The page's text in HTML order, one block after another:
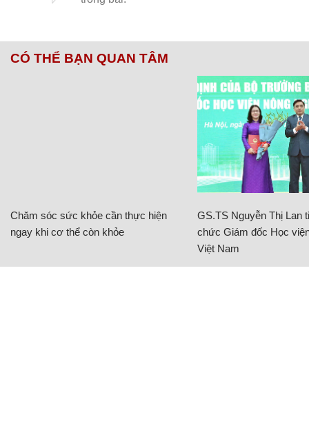
CÓ THỂ BẠN QUAN TÂM
Chăm sóc sức khỏe cần thực hiện
ngay khi cơ thể còn khỏe
GS.TS Nguyễn Thị Lan
chức Giám đốc Học
Việt Nam